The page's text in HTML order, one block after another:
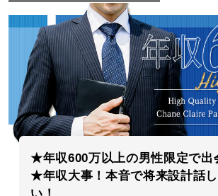
★年収600万以上の男性限定で出
★年収大事！本音で将来設計話